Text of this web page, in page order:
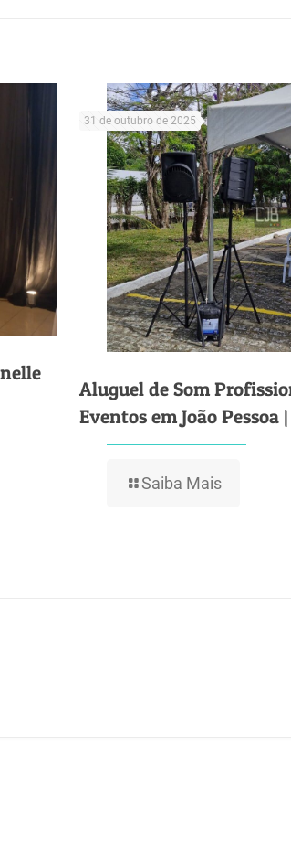
31 de outubro de 2025
Aluguel de Som
Eventos em João Pessoa
Saiba Mais